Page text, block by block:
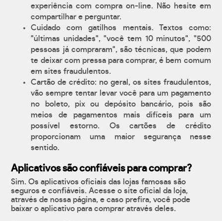
experiência com compra on-line. Não hesite em
compartilhar e perguntar.
Cuidado com gatilhos mentais. Textos como:
"últimas unidades", "você tem 10 minutos", "500
pessoas já compraram", são técnicas, que podem
te deixar com pressa para comprar, é bem comum
em sites fraudulentos.
Cartão de crédito: no geral, os sites fraudulentos,
vão sempre tentar levar você para um pagamento
no boleto, pix ou depósito bancário, pois são
meios de pagamentos mais difíceis para um
possível estorno. Os cartões de crédito
proporcionam uma maior segurança nesse
sentido.
Aplicativos são confiáveis para comprar?
Sim. Os aplicativos oficiais das lojas famosas são
seguros e confiáveis. Acesse o site oficial da loja,
através de nossa página, e caso prefira, você pode
baixar o aplicativo para comprar através deles.